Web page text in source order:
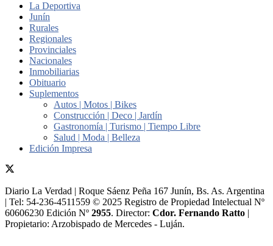
La Deportiva
Junín
Rurales
Regionales
Provinciales
Nacionales
Inmobiliarias
Obituario
Suplementos
Autos | Motos | Bikes
Construcción | Deco | Jardín
Gastronomía | Turismo | Tiempo Libre
Salud | Moda | Belleza
Edición Impresa
Diario La Verdad | Roque Sáenz Peña 167 Junín, Bs. As. Argentina
| Tel: 54-236-4511559 © 2025 Registro de Propiedad Intelectual Nº
60606230 Edición Nº 2955. Director:​ Cdor. Fernando Ratto |
Propietario:​ Arzobispado de Mercedes - Luján.